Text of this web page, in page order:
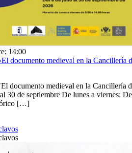
14:00
documento medieval en la Cancillería
documento medieval en la Cancillería
30 de septiembre De lunes a viernes: De
[…]